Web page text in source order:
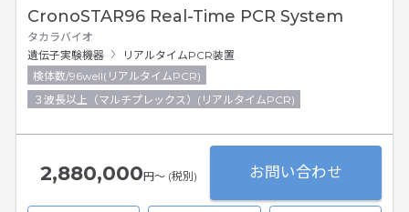
CronoSTAR96 Real-Time PCR System
タカラバイオ
遺伝子実験機器
リアルタイムPCR装置
検体数/96well(リアルタイムPCR)
３波長以上（マルチプレックス）(リアルタイムPCR)
2,880,000円〜 (税別) お問い合わせ